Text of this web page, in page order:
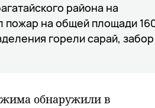
района на
пожар на общей площади
горели сарай, забор
обнаружили в